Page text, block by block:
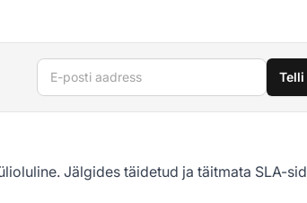
E-posti aadress Telli
Jälgides täidetud ja täitmata SLA-sid